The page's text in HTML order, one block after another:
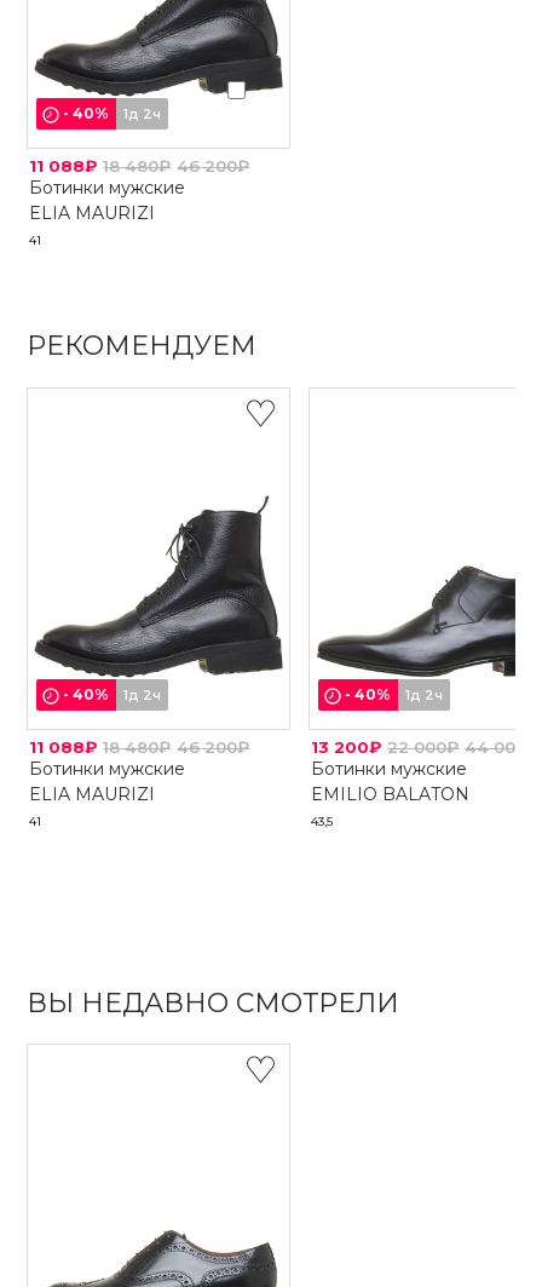
-40% 1д 2ч
11 088₽ 18 480₽ 46 200₽
Ботинки мужские
ELIA MAURIZI
41
РЕКОМЕНДУЕМ
-40% 1д 2ч
11 088₽ 18 480₽ 46 200₽
Ботинки мужские
ELIA MAURIZI
41
-40% 1д 2ч
13 200₽ 22 000₽ 44 000₽
Ботинки мужские
EMILIO BALATON
43,5
ВЫ НЕДАВНО СМОТРЕЛИ